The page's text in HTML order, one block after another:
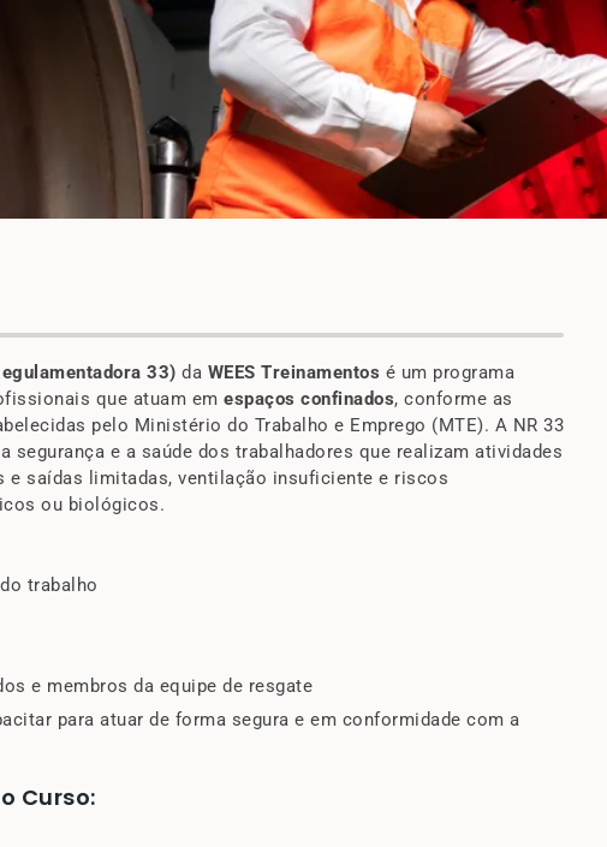
33) da WEES Treinamentos é um programa
que atuam em espaços confinados, conforme as
pelo Ministério do Trabalho e Emprego (MTE). A NR 33
segurança e a saúde dos trabalhadores que realizam atividades
e saídas limitadas, ventilação insuficiente e riscos
ou biológicos.
trabalho
e membros da equipe de resgate
para atuar de forma segura e em conformidade com a
Curso: